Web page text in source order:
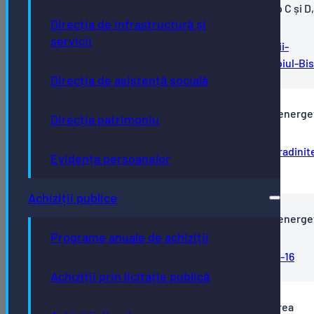
Direcția de infrastructură și
servicii
Direcția de asistență socială
Direcția patrimoniu
Evidența persoanelor
Achiziții publice
Programe anuale de achiziții
Achiziții prin licitație publică
energetice a clădirii Colegiului Tehnic Infoel, Corp C și D,
municipiul Bistrița
Imbunatatirea-eficientei-energetice-a-cladirii-
Colegiului-Tehnic-Infoel-Corp-C-si-D-municipiul-
PNRR - Comunicat de presă Cresterea eficienței
clădirii Gradiniței cu program normal nr.10
Cresterea-eficientei-energetice-a-cladirii-
cu-program-normal-nr.10
PNRR - Comunicat de presă Creșterea eficienței
clădirii gradiniței cu program normal Nr. 16
Comunicat-de-presa-semnare-ctr-Gradinita-16
PNRR - Avram Iancu - Comunicat de presă Creșterea